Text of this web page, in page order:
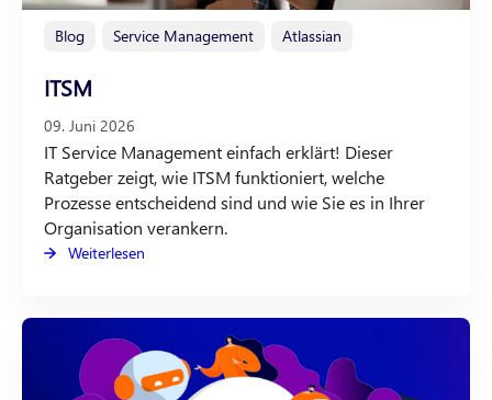
Blog Service Management Atlassian
ITSM
09. Juni 2026
IT Service Management einfach erklärt! Dieser
Ratgeber zeigt, wie ITSM funktioniert, welche
Prozesse entscheidend sind und wie Sie es in Ihrer
Organisation verankern.
Weiterlesen